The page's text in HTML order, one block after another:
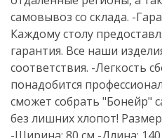
самовывоз со склада. -
Каждому столу
гарантия. Все наши
соответствия. -Легкость
понадобится
сможет собрать "Бонейр"
без лишних хлопот!